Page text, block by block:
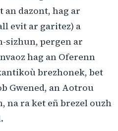
an dazont, hag ar
evit ar garitez) a
sizhun, pergen ar
hag an Oferenn
brezhonek, bet
Gwened, an Aotrou
na ra ket eñ brezel ouzh